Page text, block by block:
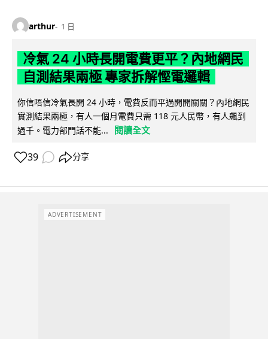
arthur 1 日
冷氣 24 小時長開電費更平？內地網民
自測結果兩極 專家拆解慳電邏輯
你信唔信冷氣長開 24 小時，電費反而平過開開關關？內地網民
實測結果兩極，有人一個月電費只需 118 元人民幣，有人飆到
過千。電力部門話不能...
閱讀全文
39 分享
ADVERTISEMENT